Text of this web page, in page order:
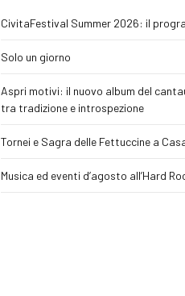
CivitaFestival Summer 2026: il
Solo un giorno
Aspri motivi: il nuovo album del
tra tradizione e introspezione
Tornei e Sagra delle Fettuccine a
Musica ed eventi d’agosto all’Hard